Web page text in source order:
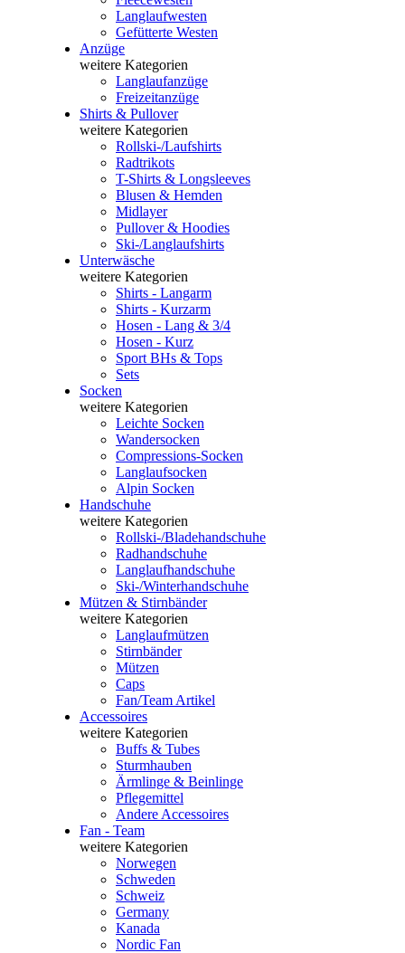
Langlaufwesten
Gefütterte Westen
Anzüge
weitere Kategorien
Langlaufanzüge
Freizeitanzüge
Shirts & Pullover
weitere Kategorien
Rollski-/Laufshirts
Radtrikots
T-Shirts & Longsleeves
Blusen & Hemden
Midlayer
Pullover & Hoodies
Ski-/Langlaufshirts
Unterwäsche
weitere Kategorien
Shirts - Langarm
Shirts - Kurzarm
Hosen - Lang & 3/4
Hosen - Kurz
Sport BHs & Tops
Sets
Socken
weitere Kategorien
Leichte Socken
Wandersocken
Compressions-Socken
Langlaufsocken
Alpin Socken
Handschuhe
weitere Kategorien
Rollski-/Bladehandschuhe
Radhandschuhe
Langlaufhandschuhe
Ski-/Winterhandschuhe
Mützen & Stirnbänder
weitere Kategorien
Langlaufmützen
Stirnbänder
Mützen
Caps
Fan/Team Artikel
Accessoires
weitere Kategorien
Buffs & Tubes
Sturmhauben
Ärmlinge & Beinlinge
Pflegemittel
Andere Accessoires
Fan - Team
weitere Kategorien
Norwegen
Schweden
Schweiz
Germany
Kanada
Nordic Fan